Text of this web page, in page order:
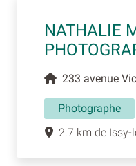
NATHALIE
233 avenue
Photographe
2.7 km de